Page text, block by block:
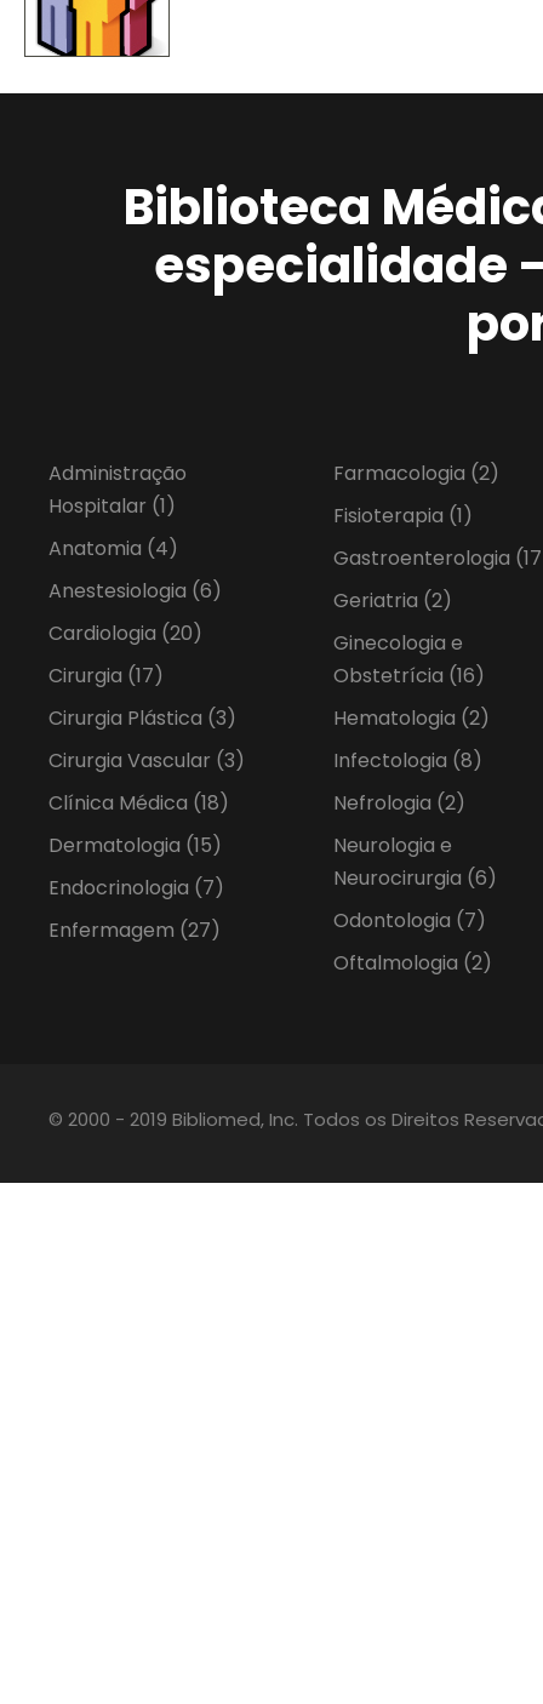
Biblioteca
especialidade
Administração
Hospitalar (1)
Anatomia (4)
Anestesiologia (6)
Cardiologia (20)
Cirurgia (17)
Cirurgia Plástica (3)
Cirurgia Vascular (3)
Clínica Médica (18)
Dermatologia (15)
Endocrinologia (7)
Enfermagem (27)
Farmacologia (2)
Fisioterapia (1)
Gastroenterologia
Geriatria (2)
Ginecologia e
Obstetrícia (16)
Hematologia (2)
Infectologia (8)
Nefrologia (2)
Neurologia e
Neurocirurgia (6)
Odontologia (7)
Oftalmologia (2)
© 2000 - 2019 Bibliomed, Inc. Todos os Direitos